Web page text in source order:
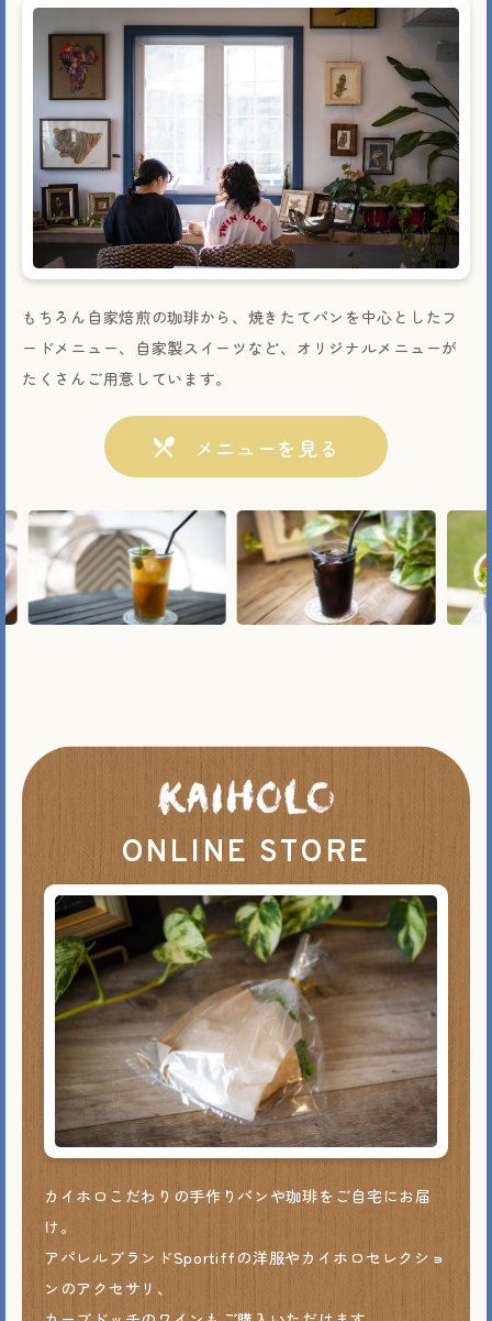
もちろん自家焙煎の珈琲から、焼きたてパンを中心としたフ
ードメニュー、自家製スイーツなど、オリジナルメニューが
たくさんご用意しています。
メニューを見る
ONLINE STORE
カイホロこだわりの手作りパンや珈琲をご自宅にお届
け。
アパレルブランドSportiffの洋服やカイホロセレクショ
ンのアクセサリ、